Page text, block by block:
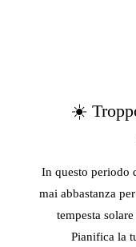
☀️
In questo periodo
mai abbastanza
tempesta
Pianifica la